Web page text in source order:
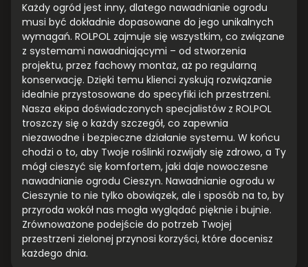
Każdy ogród jest inny, dlatego nawadnianie ogrodu
musi być dokładnie dopasowane do jego unikalnych
wymagań. ROLPOL zajmuje się wszystkim, co związane
z systemami nawadniającymi – od stworzenia
projektu, przez fachowy montaż, aż po regularną
konserwację. Dzięki temu klienci zyskują rozwiązanie
idealnie przystosowane do specyfiki ich przestrzeni.
Nasza ekipa doświadczonych specjalistów z ROLPOL
troszczy się o każdy szczegół, co zapewnia
niezawodne i bezpieczne działanie systemu. W końcu
chodzi o to, aby Twoje roślinki rozwijały się zdrowo, a Ty
mógł cieszyć się komfortem, jaki daje nowoczesne
nawadnianie ogrodu Cieszyn. Nawadnianie ogrodu w
Cieszynie to nie tylko obowiązek, ale i sposób na to, by
przyroda wokół nas mogła wyglądać pięknie i bujnie.
Zrównoważone podejście do potrzeb Twojej
przestrzeni zielonej przynosi korzyści, które docenisz
każdego dnia.